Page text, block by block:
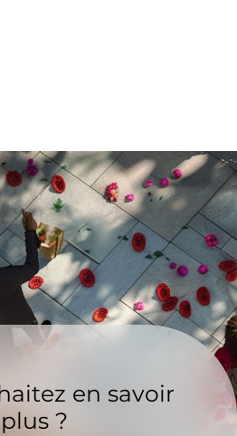
en savoir
plus ?